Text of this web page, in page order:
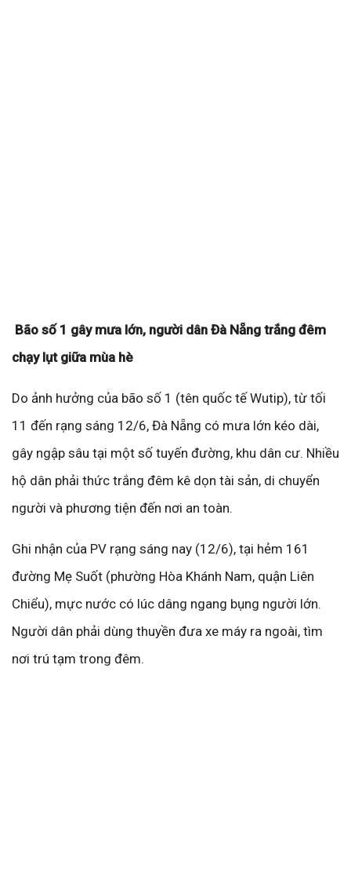
Bão số 1 gây mưa lớn, người dân Đà Nẵng trắng đêm
chạy lụt giữa mùa hè
Do ảnh hưởng của bão số 1 (tên quốc tế Wutip), từ tối
11 đến rạng sáng 12/6, Đà Nẵng có mưa lớn kéo dài,
gây ngập sâu tại một số tuyến đường, khu dân cư. Nhiều
hộ dân phải thức trắng đêm kê dọn tài sản, di chuyển
người và phương tiện đến nơi an toàn.
Ghi nhận của PV rạng sáng nay (12/6), tại hẻm 161
đường Mẹ Suốt (phường Hòa Khánh Nam, quận Liên
Chiểu), mực nước có lúc dâng ngang bụng người lớn.
Người dân phải dùng thuyền đưa xe máy ra ngoài, tìm
nơi trú tạm trong đêm.